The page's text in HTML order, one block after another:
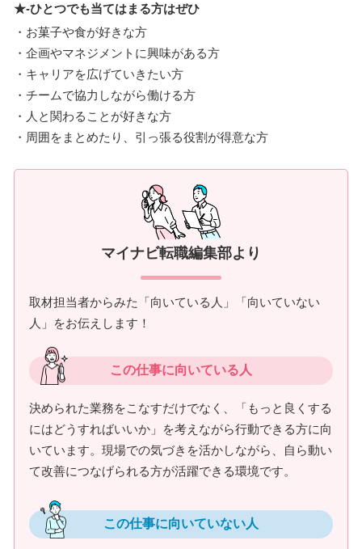
★-ひとつでも当てはまる方はぜひ
・お菓子や食が好きな方
・企画やマネジメントに興味がある方
・キャリアを広げていきたい方
・チームで協力しながら働ける方
・人と関わることが好きな方
・周囲をまとめたり、引っ張る役割が得意な方
マイナビ転職編集部より
取材担当者からみた「向いている人」「向いていない
人」をお伝えします！
この仕事に向いている人
決められた業務をこなすだけでなく、「もっと良くする
にはどうすればいいか」を考えながら行動できる方に向
いています。現場での気づきを活かしながら、自ら動い
て改善につなげられる方が活躍できる環境です。
この仕事に向いていない人